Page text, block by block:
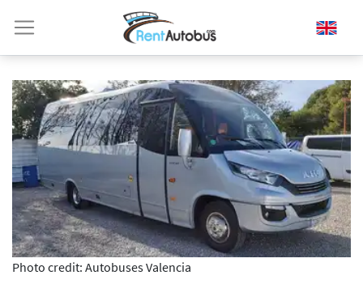
Photo credit: Autobuses Valencia